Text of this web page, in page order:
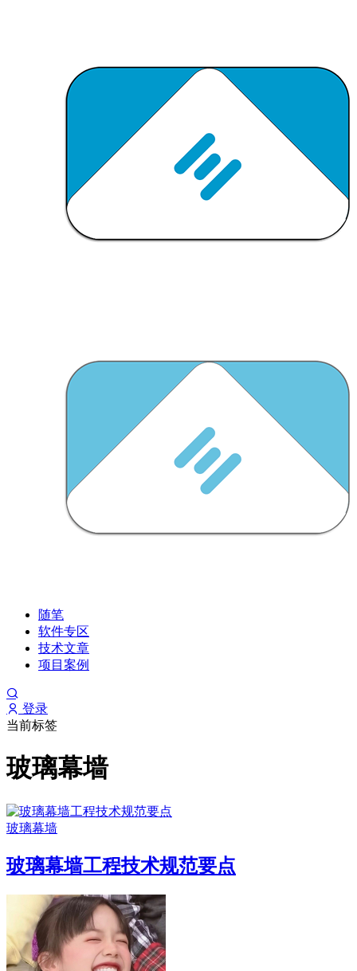
随笔
软件专区
技术文章
项目案例
登录
当前标签
玻璃幕墙
玻璃幕墙
玻璃幕墙工程技术规范要点